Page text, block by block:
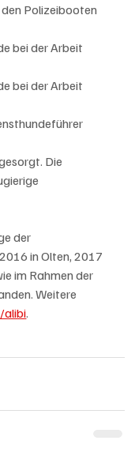
Polizeibooten
bei der Arbeit
bei der Arbeit
Die
der
in Olten, 2017
im Rahmen der
Weitere
alibi.